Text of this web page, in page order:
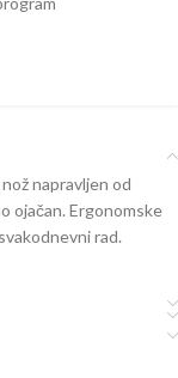
napravljen od
ojačan. Ergonomske
rad.